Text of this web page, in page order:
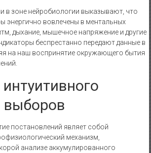
в зоне нейробиологии выказывают, что
энергично вовлечены в ментальных
дыхание, мышечное напряжение и другие
беспрестанно передают данные в
на наш воспринятие окружающего бытия
выборов
постановлений являет собой
механизм,
анализе аккумулированного